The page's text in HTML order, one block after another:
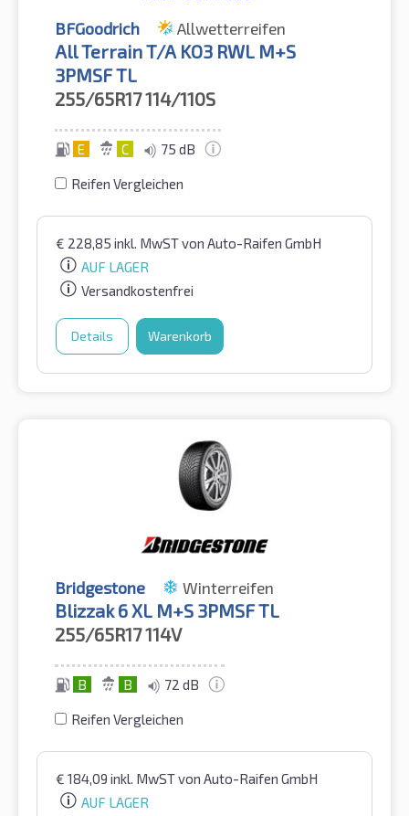
BFGoodrich Allwetterreifen
All Terrain T/A KO3 RWL M+S
3PMSF TL
255/65R17114/110S
E C 75 dB
Reifen Vergleichen
€ 228,85 inkl. MwSTvon Auto-Raifen GmbH
AUF LAGER
Versandkostenfrei
Details Warenkorb
Bridgestone Winterreifen
Blizzak 6 XL M+S 3PMSF TL
255/65R17114V
B B 72 dB
Reifen Vergleichen
€ 184,09 inkl. MwSTvon Auto-Raifen GmbH
AUF LAGER